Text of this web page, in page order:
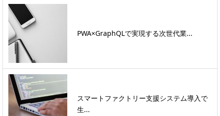
PWA×GraphQLで実現する次世代業...
スマートファクトリー支援システム導入で
生...